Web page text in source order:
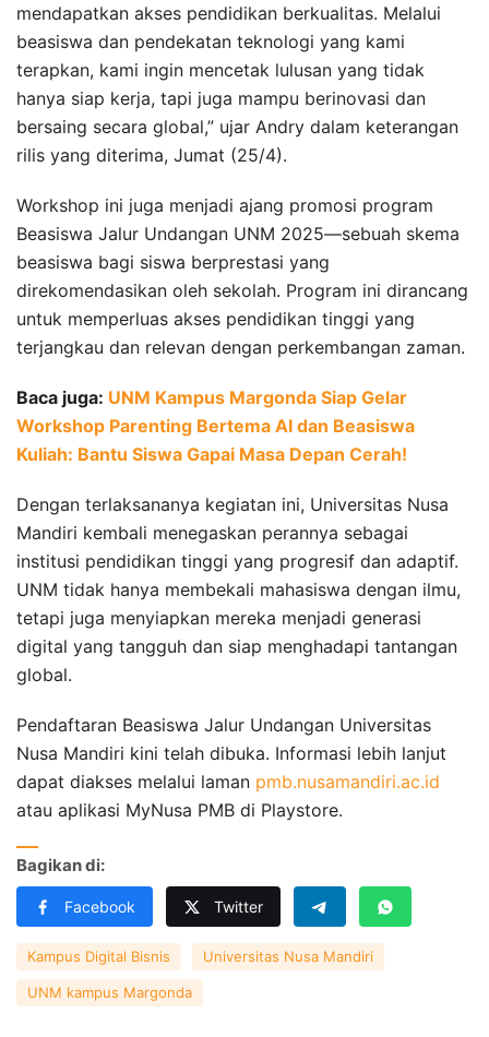
mendapatkan akses pendidikan berkualitas. Melalui
beasiswa dan pendekatan teknologi yang kami
terapkan, kami ingin mencetak lulusan yang tidak
hanya siap kerja, tapi juga mampu berinovasi dan
bersaing secara global,” ujar Andry dalam keterangan
rilis yang diterima, Jumat (25/4).
Workshop ini juga menjadi ajang promosi program
Beasiswa Jalur Undangan UNM 2025—sebuah skema
beasiswa bagi siswa berprestasi yang
direkomendasikan oleh sekolah. Program ini dirancang
untuk memperluas akses pendidikan tinggi yang
terjangkau dan relevan dengan perkembangan zaman.
Baca juga: UNM Kampus Margonda Siap Gelar
Workshop Parenting Bertema AI dan Beasiswa
Kuliah: Bantu Siswa Gapai Masa Depan Cerah!
Dengan terlaksananya kegiatan ini, Universitas Nusa
Mandiri kembali menegaskan perannya sebagai
institusi pendidikan tinggi yang progresif dan adaptif.
UNM tidak hanya membekali mahasiswa dengan ilmu,
tetapi juga menyiapkan mereka menjadi generasi
digital yang tangguh dan siap menghadapi tantangan
global.
Pendaftaran Beasiswa Jalur Undangan Universitas
Nusa Mandiri kini telah dibuka. Informasi lebih lanjut
dapat diakses melalui laman pmb.nusamandiri.ac.id
atau aplikasi MyNusa PMB di Playstore.
Bagikan di:
Facebook Twitter
Kampus Digital Bisnis Universitas Nusa Mandiri
UNM kampus Margonda